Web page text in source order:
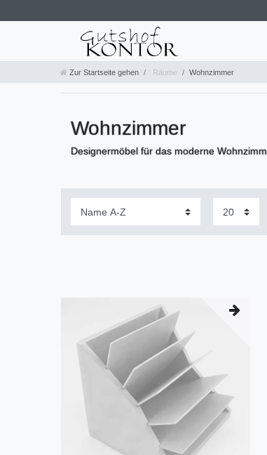
Zur Startseite gehen Räume Wohnzimmer
Wohnzimmer
Designermöbel für das moderne